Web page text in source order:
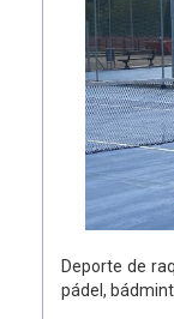
Deporte de
pádel,